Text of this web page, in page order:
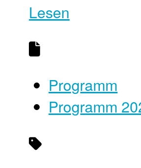
Lesen
Programm
Programm